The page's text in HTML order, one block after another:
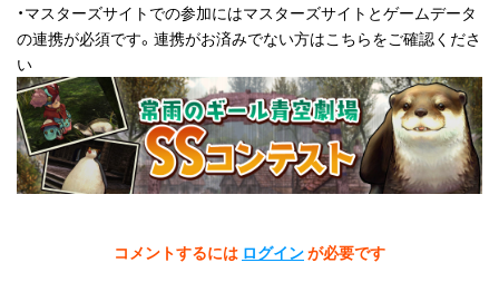
・マスターズサイトでの参加にはマスターズサイトとゲームデータ
の連携が必須です。連携がお済みでない方はこちらをご確認くださ
い
コメントするには ログインが必要です